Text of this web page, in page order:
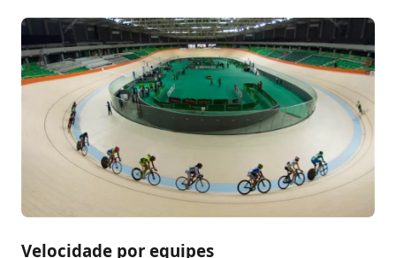
Velocidade por equipes